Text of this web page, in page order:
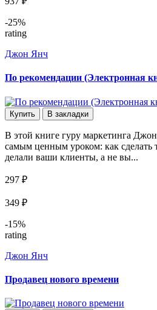
-25%
rating
Джон Янч
По рекомендации (Электронная
Купить В закладки
В этой книге гуру маркетинга
самым ценным уроком: как сделать
делали ваши клиенты, а не вы...
297 ₽
349 ₽
-15%
rating
Джон Янч
Продавец нового времени